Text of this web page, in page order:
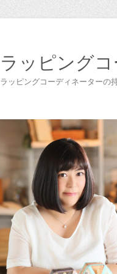
ラッピング
ラッピングコーディネーターの